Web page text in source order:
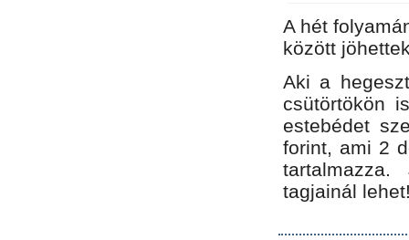
A hét
között
Aki a
csütörtökön
estebédet
forint, ami 2
tartalmazza.
tagjainál